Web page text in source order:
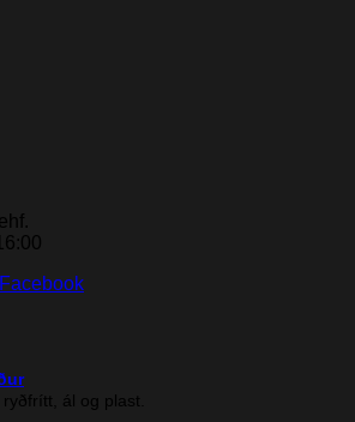
Facebook
ál og plast.